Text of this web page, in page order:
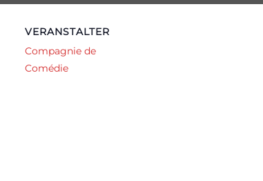
VERANSTALTER
Compagnie de
Comédie